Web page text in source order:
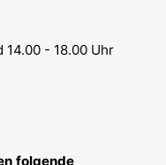
14.00 - 18.00 Uhr
folgende